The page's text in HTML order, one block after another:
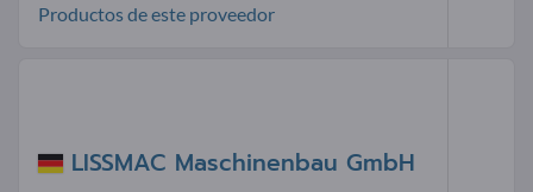
Productos de este proveedor
LISSMAC Maschinenbau GmbH